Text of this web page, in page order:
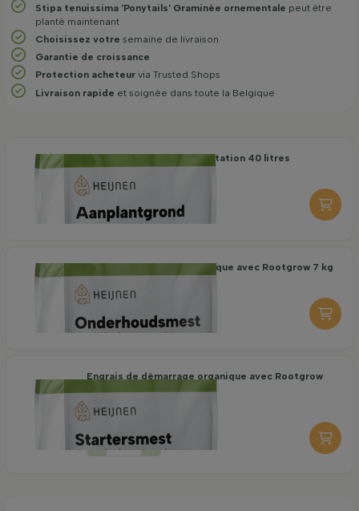
Stipa tenuissima 'Ponytails' Graminée ornementale peut être
planté maintenant
Choisissez votre semaine de livraison
Garantie de croissance
Protection acheteur via Trusted Shops
Livraison rapide et soignée dans toute la Belgique
Terreau organique de plantation 40 litres
Engrais d'entretien organique avec Rootgrow 7 kg
Engrais de démarrage organique avec Rootgrow
7 kg
19,95 par pièce
- +